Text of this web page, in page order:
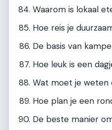
Waarom is lokaal
Hoe reis je
De basis van
Hoe leuk is een
Wat moet je weten
Hoe plan je een
De beste manier